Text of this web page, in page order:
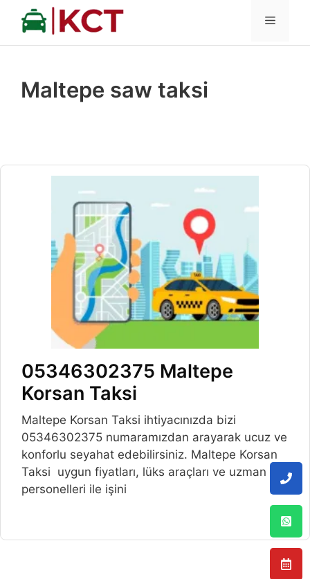
İçeriğe
MENÜ
Maltepe saw taksi
05346302375 Maltepe
Korsan Taksi
Maltepe Korsan Taksi ihtiyacınızda bizi
05346302375 numaramızdan arayarak ucuz ve
konforlu seyahat edebilirsiniz. Maltepe Korsan
Taksi uygun fiyatları, lüks araçları ve uzman
personelleri ile işini